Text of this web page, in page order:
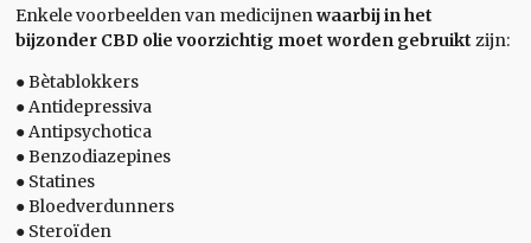
Enkele voorbeelden van medicijnenwaarbij in het
bijzonder CBD olie voorzichtig moet worden gebruikt zijn:
● Bètablokkers
● Antidepressiva
● Antipsychotica
● Benzodiazepines
● Statines
● Bloedverdunners
● Steroïden